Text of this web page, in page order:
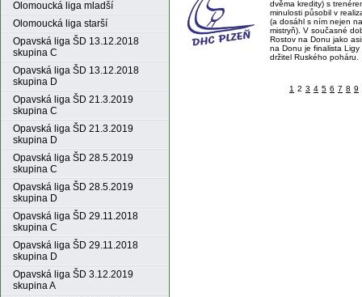
Olomoucká liga mladší
Olomoucká liga starší
Opavská liga ŠD 13.12.2018
skupina C
Opavská liga ŠD 13.12.2018
skupina D
Opavská liga ŠD 21.3.2019
skupina C
Opavská liga ŠD 21.3.2019
skupina D
Opavská liga ŠD 28.5.2019
skupina C
Opavská liga ŠD 28.5.2019
skupina D
Opavská liga ŠD 29.11.2018
skupina C
Opavská liga ŠD 29.11.2018
skupina D
Opavská liga ŠD 3.12.2019
skupina A
dvěma kredity) s
minulosti působil v
(a dosáhl s ním nejen
mistryň). V současné
Rostov na Donu jako
na Donu je finalista Ligy
držitel Ruského poháru.
1 2 3 4 5 6 7 8 9